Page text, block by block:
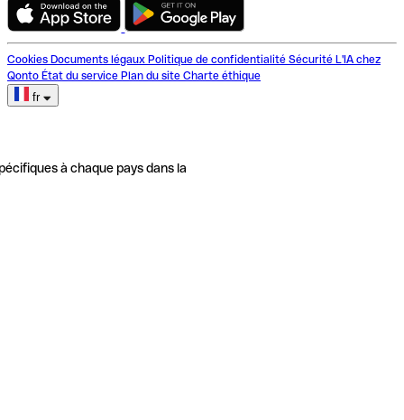
Cookies Documents légaux Politique de confidentialité Sécurité L'IA chez
Qonto État du service Plan du site Charte éthique
fr
à chaque pays dans la